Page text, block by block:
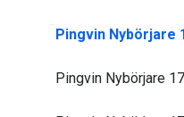
Pingvin Nybörjare
Pingvin Nybörjare